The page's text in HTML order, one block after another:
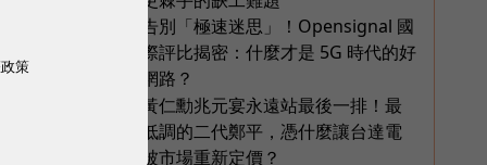
告別「極速迷思」！Opensignal 國
際評比揭密：什麼才是 5G 時代的好
網路？
黃仁勳兆元宴永遠站最後一排！最
低調的二代鄭平，憑什麼讓台達電
被市場重新定價？
策